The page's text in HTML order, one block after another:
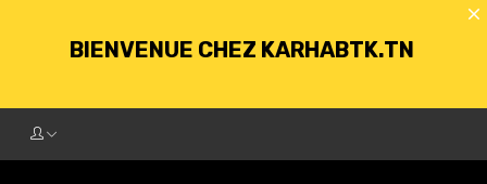
LIVRAISON GRATUITE À PARTIR DE
BIENVENUE CHEZ KARHABTK.TN